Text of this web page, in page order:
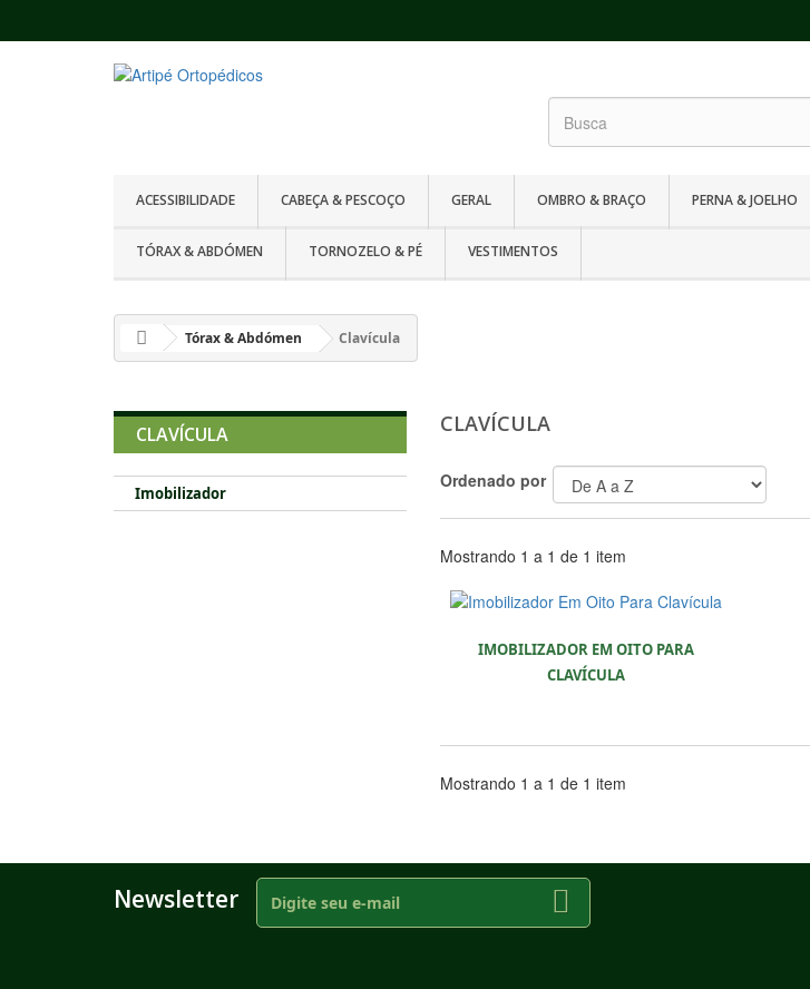
ACESSIBILIDADE CABEÇA & PESCOÇO GERAL OMBRO & BRAÇO PERNA & JOELHO
TÓRAX & ABDÓMEN TORNOZELO & PÉ VESTIMENTOS
Tórax & Abdómen Clavícula
CLAVÍCULA
Imobilizador
CLAVÍCULA
Ordenado por
Mostrando 1 a 1 de 1 item
IMOBILIZADOR EM OITO PARA
CLAVÍCULA
Mostrando 1 a 1 de 1 item
Newsletter